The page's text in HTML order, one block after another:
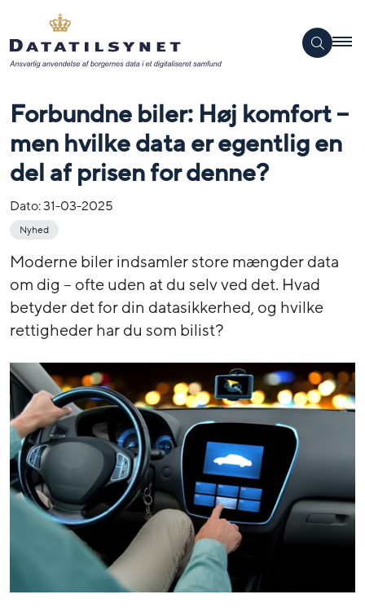
Forbundne biler: Høj komfort –
men hvilke data er egentlig en
del af prisen for denne?
Dato:31-03-2025
Nyhed
Moderne biler indsamler store mængder data
om dig – ofte uden at du selv ved det. Hvad
betyder det for din datasikkerhed, og hvilke
rettigheder har du som bilist?